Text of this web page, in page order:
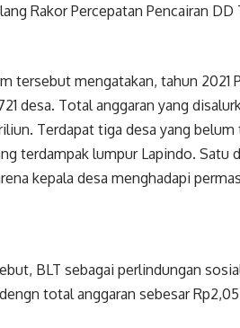
Rakor Percepatan Pencairan DD
tersebut mengatakan, tahun 2021
desa. Total anggaran yang
Terdapat tiga desa yang belum
terdampak lumpur Lapindo. Satu
kepala desa menghadapi
BLT sebagai perlindungan
total anggaran sebesar